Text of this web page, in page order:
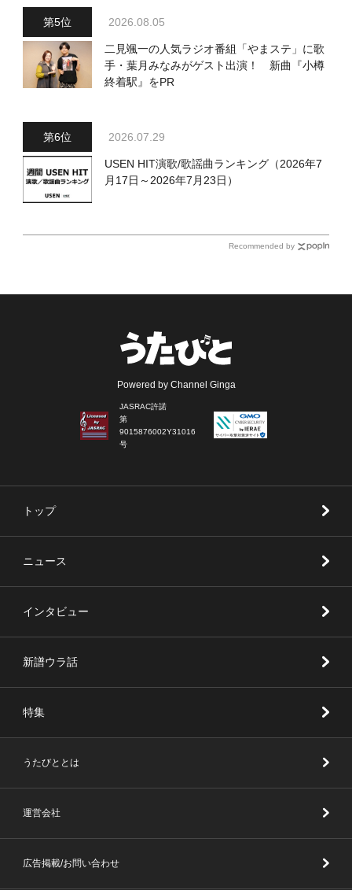
2026.08.05
二見颯一の人気ラジオ番組「やまステ」に歌
手・葉月みなみがゲスト出演！ 新曲『小樽
終着駅』をPR
2026.07.29
USEN HIT演歌/歌謡曲ランキング（2026年7
月17日～2026年7月23日）
Recommended by
Powered by Channel Ginga
JASRAC許諾
第
9015876002Y31016
号
トップ
ニュース
インタビュー
新譜ウラ話
特集
うたびととは
運営会社
広告掲載/お問い合わせ